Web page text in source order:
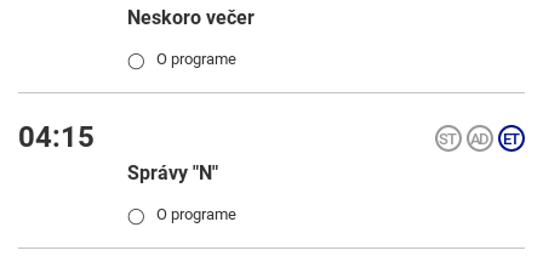
Neskoro večer
◯ O programe
04:15
Správy "N"
◯ O programe